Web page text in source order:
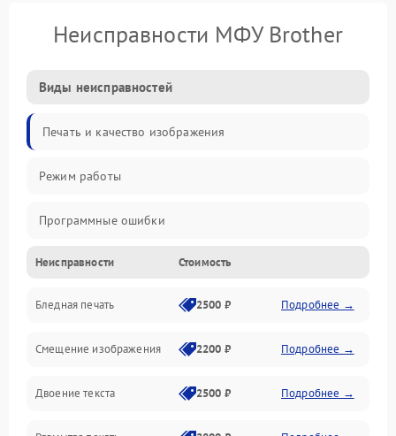
Неисправности МФУ Brother
Виды неисправностей
Печать и качество изображения
Режим работы
Программные ошибки
Картриджи и расходники
Сканер и копирование
Механика и узлы
Программные сбои
Неисправности Стоимость
Бледная печать 2500 ₽ Подробнее →
Смещение изображения 2200 ₽ Подробнее →
Двоение текста 2500 ₽ Подробнее →